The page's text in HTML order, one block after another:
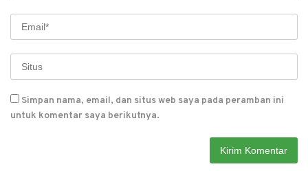
Simpan nama, email, dan situs web saya pada peramban ini
untuk komentar saya berikutnya.